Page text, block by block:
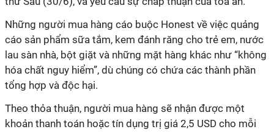
Những người mua hàng cáo buộc Honest về việc quảng
cáo sản phẩm sữa tắm, kem đánh răng cho trẻ em, nước
lau sàn nhà, bột giặt và những mặt hàng khác như “không
hóa chất nguy hiểm”, dù chúng có chứa các thành phần
tổng hợp và độc hại.
Theo thỏa thuận, người mua hàng sẽ nhận được một
khoản thanh toán hoặc tín dụng trị giá 2,5 USD cho mỗi